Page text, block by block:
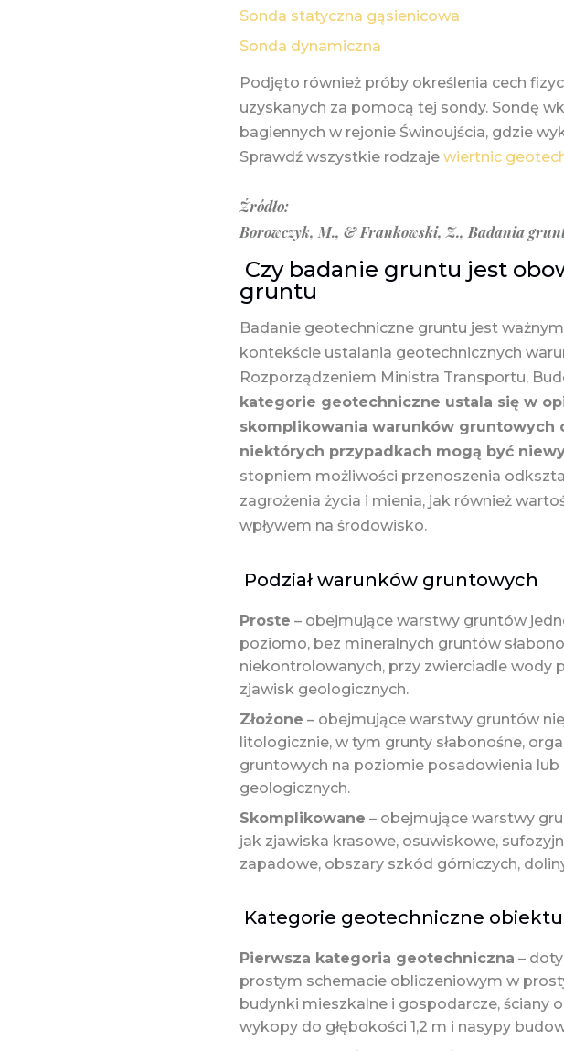
Sonda statyczna gąsienicowa
Sonda dynamiczna
Podjęto również próby określenia cech
uzyskanych za pomocą tej sondy. Sondę
bagiennych w rejonie Świnoujścia, gdzie
Sprawdź wszystkie rodzajewiertnic
Źródło:
Borowczyk, M., & Frankowski, Z., Badania
Czy badanie gruntu jest
gruntu
Badanie geotechniczne gruntu jest
kontekście ustalania geotechnicznych
Rozporządzeniem Ministra Transportu,
kategorie geotechniczne ustala się w
skomplikowania warunków gruntowych
niektórych przypadkach mogą być
stopniem możliwości przenoszenia
zagrożenia życia i mienia, jak również
wpływem na środowisko.
Podział warunków gruntowych
Proste – obejmujące warstwy gruntów
poziomo, bez mineralnych gruntów
niekontrolowanych, przy zwierciadle wody
zjawisk geologicznych.
Złożone – obejmujące warstwy gruntów
litologicznie, w tym grunty słabonośne,
gruntowych na poziomie posadowienia
geologicznych.
Skomplikowane – obejmujące warstwy
jak zjawiska krasowe, osuwiskowe,
zapadowe, obszary szkód górniczych,
Kategorie geotechniczne
Pierwsza kategoria geotechniczna –
prostym schemacie obliczeniowym w
budynki mieszkalne i gospodarcze, ściany
wykopy do głębokości 1,2 m i nasypy